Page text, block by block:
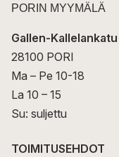
PORIN MYYMÄLÄ
Gallen-
28100 PORI
Ma – Pe 10-18
La 10 – 15
Su: suljettu
TOIMITUSEHDOT